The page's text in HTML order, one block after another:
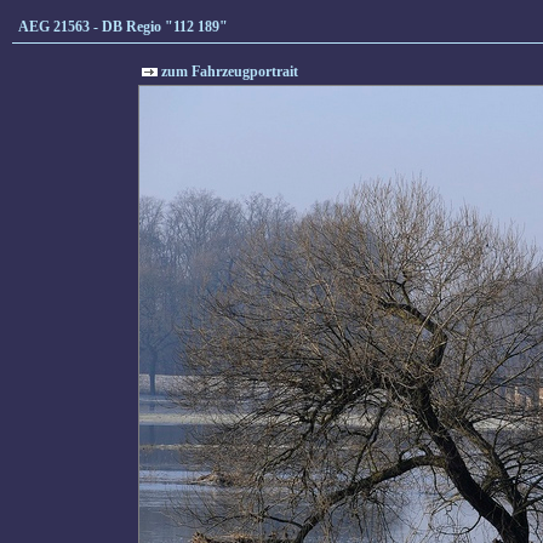
AEG 21563 - DB Regio "112 189"
zum Fahrzeugportrait